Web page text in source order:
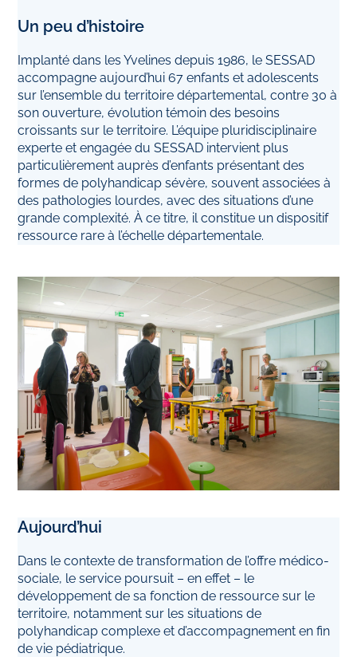
Un peu d’histoire
Implanté dans les Yvelines depuis 1986, le SESSAD
accompagne aujourd’hui 67 enfants et adolescents
sur l’ensemble du territoire départemental, contre 30 à
son ouverture, évolution témoin des besoins
croissants sur le territoire. L’équipe pluridisciplinaire
experte et engagée du SESSAD intervient plus
particulièrement auprès d’enfants présentant des
formes de polyhandicap sévère, souvent associées à
des pathologies lourdes, avec des situations d’une
grande complexité. À ce titre, il constitue un dispositif
ressource rare à l’échelle départementale.
Aujourd’hui
Dans le contexte de transformation de l’offre médico-
sociale, le service poursuit – en effet – le
développement de sa fonction de ressource sur le
territoire, notamment sur les situations de
polyhandicap complexe et d’accompagnement en fin
de vie pédiatrique.